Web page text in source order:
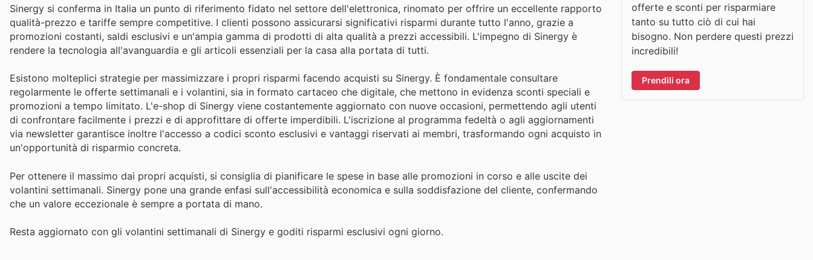
Sinergy si conferma in Italia un punto di riferimento fidato nel settore dell'elettronica, rinomato per offrire un eccellente rapporto
qualità-prezzo e tariffe sempre competitive. I clienti possono assicurarsi significativi risparmi durante tutto l'anno, grazie a
promozioni costanti, saldi esclusivi e un'ampia gamma di prodotti di alta qualità a prezzi accessibili. L'impegno di Sinergy è
rendere la tecnologia all'avanguardia e gli articoli essenziali per la casa alla portata di tutti.
Esistono molteplici strategie per massimizzare i propri risparmi facendo acquisti su Sinergy. È fondamentale consultare
regolarmente le offerte settimanali e i volantini, sia in formato cartaceo che digitale, che mettono in evidenza sconti speciali e
promozioni a tempo limitato. L'e-shop di Sinergy viene costantemente aggiornato con nuove occasioni, permettendo agli utenti
di confrontare facilmente i prezzi e di approfittare di offerte imperdibili. L'iscrizione al programma fedeltà o agli aggiornamenti
via newsletter garantisce inoltre l'accesso a codici sconto esclusivi e vantaggi riservati ai membri, trasformando ogni acquisto in
un'opportunità di risparmio concreta.
Per ottenere il massimo dai propri acquisti, si consiglia di pianificare le spese in base alle promozioni in corso e alle uscite dei
volantini settimanali. Sinergy pone una grande enfasi sull'accessibilità economica e sulla soddisfazione del cliente, confermando
che un valore eccezionale è sempre a portata di mano.
Resta aggiornato con gli volantini settimanali di Sinergy e goditi risparmi esclusivi ogni giorno.
offerte e sconti per risparmiare
tanto su tutto ciò di cui hai
bisogno. Non perdere questi prezzi
incredibili!
Prendili ora